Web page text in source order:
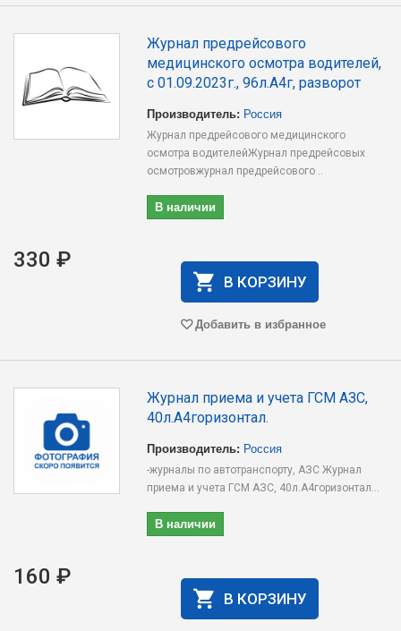
Журнал предрейсового
медицинского осмотра водителей,
с 01.09.2023г., 96л.А4г, разворот
Производитель: Россия
Журнал предрейсового медицинского
осмотра водителейЖурнал предрейсовых
осмотровжурнал предрейсового ..
В наличии
330 ₽
В КОРЗИНУ
Добавить в избранное
Журнал приема и учета ГСМ АЗС,
40л.А4горизонтал.
Производитель: Россия
-журналы по автотранспорту, АЗС Журнал
приема и учета ГСМ АЗС, 40л.А4горизонтал...
В наличии
160 ₽
В КОРЗИНУ